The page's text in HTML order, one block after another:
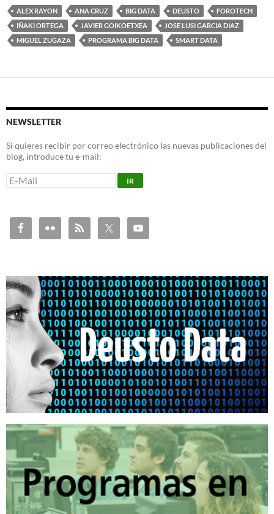
ALEX RAYON ANA CRUZ BIG DATA DEUSTO
FOROTECH
IÑAKI ORTEGA
JAVIER GOIKOETXEA
JOSE LUSI GARCIA DIAZ
MIGUEL ZUGAZA
PROGRAMA BIG DATA SMART DATA
NEWSLETTER
Si quieres recibir por correo electrónico las nuevas publicaciones del
blog, introduce tu e-mail: